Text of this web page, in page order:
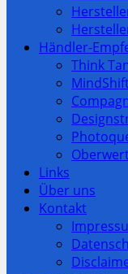
Händler-
Think
Links
Über uns
Kontakt